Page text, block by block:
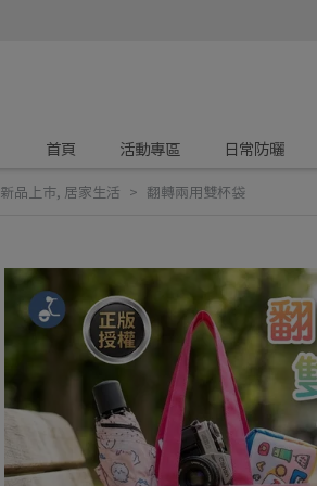
首頁 活動專區 日常防曬
新品上市, 居家生活 翻轉兩用雙杯袋